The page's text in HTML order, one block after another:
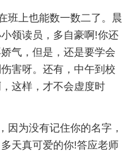
班上也能数一数二了。晨
领读员，多自豪啊!你还
气，但是，还是要学会
害呀。还有，中午到校
这样，才不会虚度时
因为没有记住你的名字，
天真可爱的你!答应老师